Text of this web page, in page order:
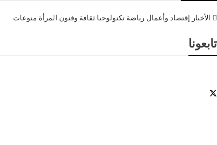
الأخبار إقتصاد وأعمال رياضة تكنولوجيا ثقافة وفنون المرأة منوعات
تابعونا